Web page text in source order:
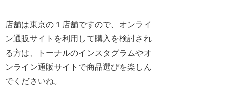
店舗は東京の１店舗ですので、オンライ
ン通販サイトを利用して購入を検討され
る方は、トーナルのインスタグラムやオ
ンライン通販サイトで商品選びを楽しん
でくださいね。